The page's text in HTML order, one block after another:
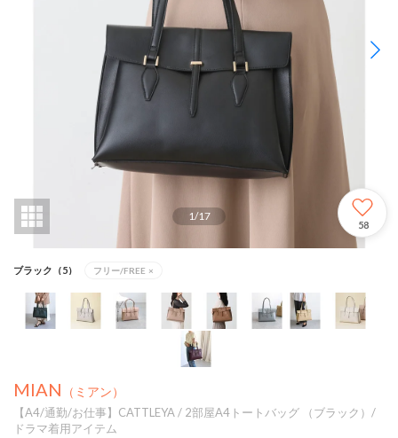
1/17
58
ブラック（5） フリー/FREE ×
MIAN （ミアン）
【A4/通勤/お仕事】CATTLEYA / 2部屋A4トートバッグ （ブラック）/
ドラマ着用アイテム